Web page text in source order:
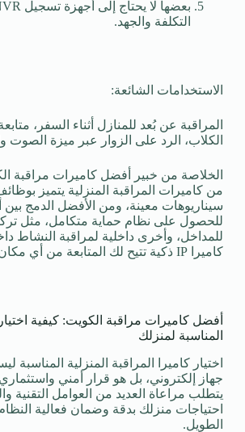
التكلفة والجهد.
الاستخدامات الشائعة:
المراقبة عن بُعد للمنازل أثناء السفر،
الكلاب، الرد على الزوار عبر ميزة الصوت
الخلاصة من خبير أفضل كاميرات مراقبة
من كاميرات المراقبة المنزلية يتميز
سيناريوهات معينة، ومن الأفضل الدمج بين
للحصول على نظام حماية متكامل، مثل
للمداخل، وأخرى داخلية لمراقبة النشاط
كاميرا IP ذكية تتيح لك المتابعة من أي مكان.
أفضل كاميرات مراقبة الكويت: كيفية
المناسبة لمنزلك
اختيار كاميرا المراقبة المنزلية
جهاز إلكتروني، بل هو قرار أمني
يتطلب مراعاة العديد من العوامل التقنية
احتياجات منزلك بدقة وضمان فعالية
الطويل.